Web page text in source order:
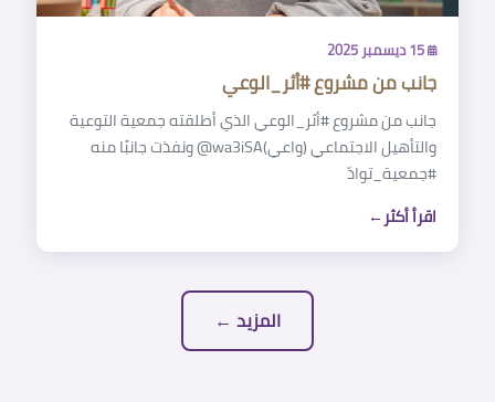
15 ديسمبر 2025
جانب من مشروع ‎#أثر_الوعي
جانب من مشروع ‎#أثر_الوعي الذي أطلقته جمعية التوعية
والتأهيل الاجتماعي (واعي)‎@wa3iSA ونفذت جانبًا منه
اقرأ أكثر
المزيد ←